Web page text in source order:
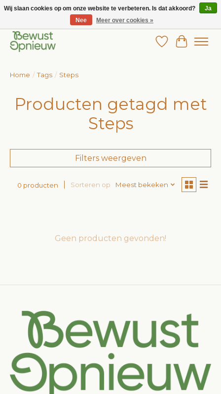
Wij bieden het grootste aanbod in betaalbare kinderkleding!
Verlanglijst
Home / Tags / Steps
Producten getagd met
Steps
Filters weergeven
0 producten Sorteren op Meest bekeken
Geen producten gevonden!
Wij slaan cookies op om onze website te verbeteren. Is dat akkoord?
Ja
Nee
Meer over cookies »